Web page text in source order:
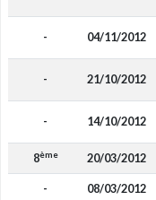
- 04/11/2012
- 21/10/2012
- 14/10/2012
8ème 20/03/2012
- 08/03/2012